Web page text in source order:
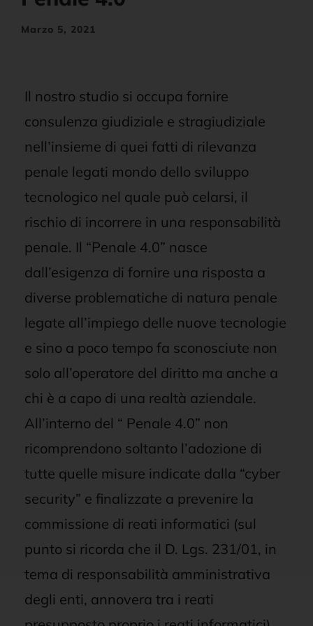
Marzo 5, 2021
Il nostro studio si occupa fornire
consulenza giudiziale e stragiudiziale
nell’insieme di quei fatti di rilevanza
penale legati mondo dello sviluppo
tecnologico nel quale può celarsi, il
rischio di incorrere in una responsabilità
penale. Il “Penale 4.0” nasce
dall’esigenza di fornire una risposta a
diverse problematiche di natura penale
legate all’impiego delle nuove tecnologie
e sino a poco tempo fa sconosciute non
solo all’operatore del diritto ma anche a
chi è a capo di una realtà aziendale.
All’interno del “ Penale 4.0” non
ricomprendono soltanto l’adozione di
tutte quelle misure indicate dalla “cyber
security” e finalizzate a prevenire la
commissione di reati informatici (sul
punto si ricorda che il D. Lgs. 231/01, in
tema di responsabilità amministrativa
degli enti, annovera tra i reati